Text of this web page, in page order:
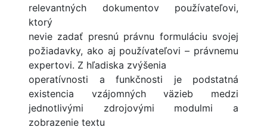
relevantných dokumentov používateľovi,
ktorý
nevie zadať presnú právnu formuláciu svojej
požiadavky, ako aj používateľovi – právnemu
expertovi. Z hľadiska zvýšenia
operatívnosti a funkčnosti je podstatná
existencia vzájomných väzieb medzi
jednotlivými zdrojovými modulmi a
zobrazenie textu